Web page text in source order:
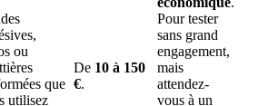
ou
que
utilisez
De 10 à 150
€.
Pour tester
sans grand
engagement,
mais
attendez-
vous à un